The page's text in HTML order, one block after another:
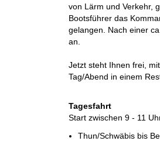
von Lärm und Verkehr,
Bootsführer das
gelangen. Nach einer
an.
Jetzt steht Ihnen frei,
Tag/Abend in einem
Tagesfahrt
Start zwischen 9 - 11
Thun/Schwäbis bis